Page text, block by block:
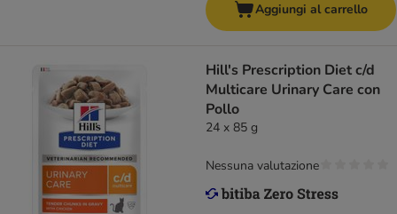
Aggiungi al carrello
Hill's Prescription Diet c/d
Multicare Urinary Care con
Pollo
24 x 85 g
Nessuna valutazione